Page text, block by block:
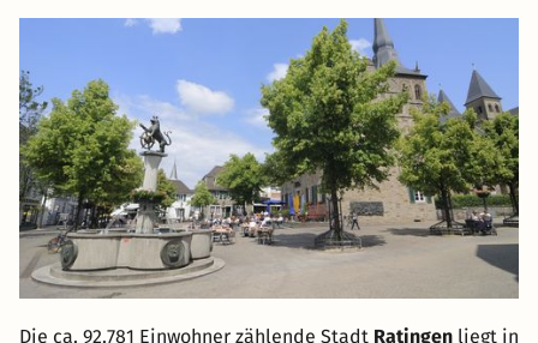
Die ca. 92.781 Einwohner zählende Stadt Ratingen liegt in